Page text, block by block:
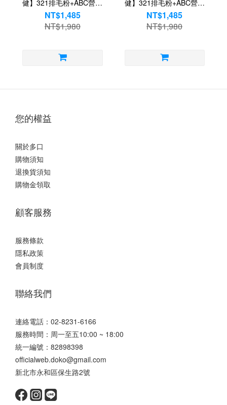
健】321排毛粉+ABC營養
粉+固棒溜 | 犬貓專用
NT$1,485
NT$1,980
健】321排毛粉+ABC營養
粉+固胃腸 | 犬貓專用
NT$1,485
NT$1,980
您的權益
關於多口
購物須知
退換貨須知
購物金領取
顧客服務
服務條款
隱私政策
會員制度
聯絡我們
連絡電話：02-8231-6166
服務時間：周一至五10:00 ~ 18:00
統一編號：82898398
officialweb.doko@gmail.com
新北市永和區保生路2號